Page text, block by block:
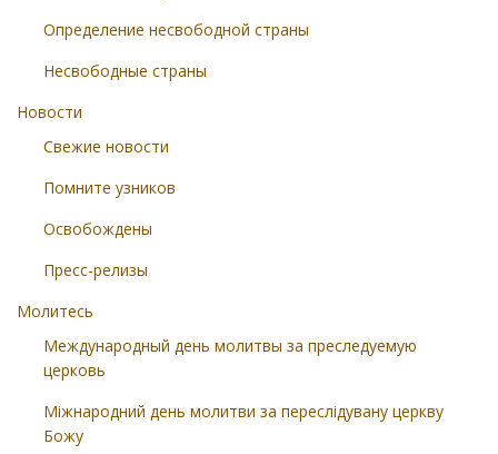
Определение несвободной страны
Несвободные страны
Новости
Свежие новости
Помните узников
Освобождены
Пресс-релизы
Молитесь
Международный день молитвы за преследуемую
церковь
Міжнародний день молитви за переслідувану церкву
Божу